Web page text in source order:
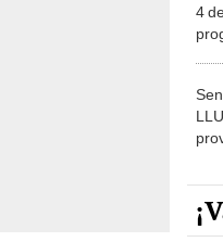
4